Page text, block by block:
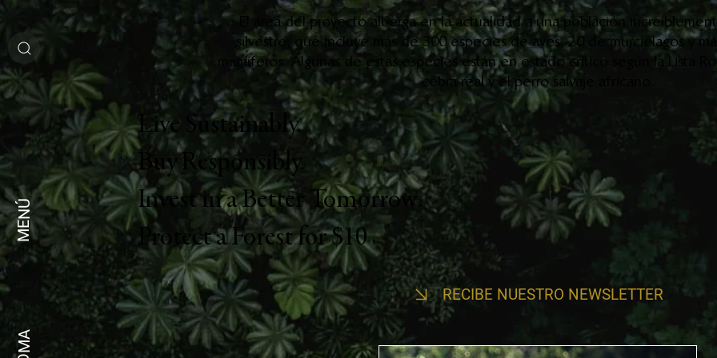
MENÚ
El área del proyecto alberga en la actualidad a una población
silvestre, que incluye más de 300 especies de aves, 20 de murciélagos y
mamíferos. Algunas de estas especies están en estado crítico según la Lista
cebra real y el perro salvaje africano.
Live Sustainably.
Buy Responsibly.
Invest in a Better Tomorrow.
Protect a Forest for $10​​
RECIBE NUESTRO NEWSLETTER